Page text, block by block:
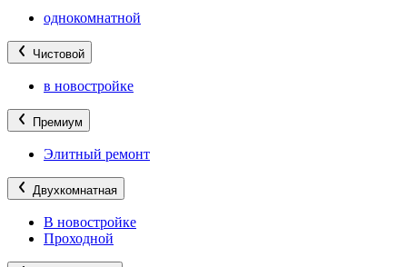
однокомнатной
Чистовой
в новостройке
Премиум
Элитный ремонт
Двухкомнатная
В новостройке
Проходной